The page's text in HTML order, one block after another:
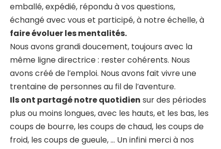
emballé, expédié, répondu à vos questions,
échangé avec vous et participé, à notre échelle, à
faire évoluer les mentalités.
Nous avons grandi doucement, toujours avec la
même ligne directrice : rester cohérents. Nous
avons créé de l’emploi. Nous avons fait vivre une
trentaine de personnes au fil de l’aventure.
Ils ont partagé notre quotidien sur des périodes
plus ou moins longues, avec les hauts, et les bas, les
coups de bourre, les coups de chaud, les coups de
froid, les coups de gueule, … Un infini merci à nos